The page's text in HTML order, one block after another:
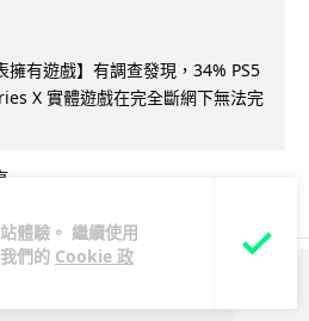
體驗。 繼續使用
們的 Cookie 政
擁有遊戲】有調查發現，34% PS5
X 實體遊戲在完全斷網下無法完